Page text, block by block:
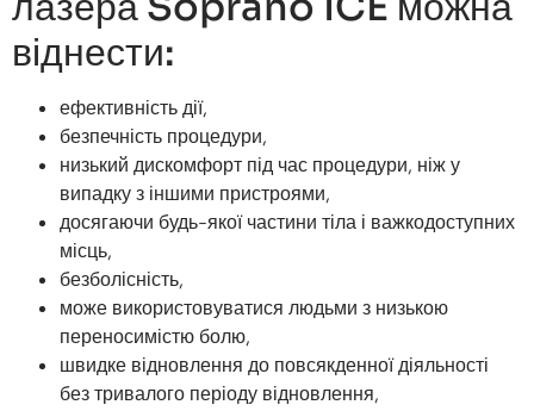
віднести:
ефективність дії,
безпечність процедури,
низький дискомфорт під час процедури, ніж у
випадку з іншими пристроями,
досягаючи будь-якої частини тіла і важкодоступних
місць,
безболісність,
може використовуватися людьми з низькою
переносимістю болю,
швидке відновлення до повсякденної діяльності
без тривалого періоду відновлення,